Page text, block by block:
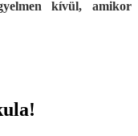
kívül, amikor